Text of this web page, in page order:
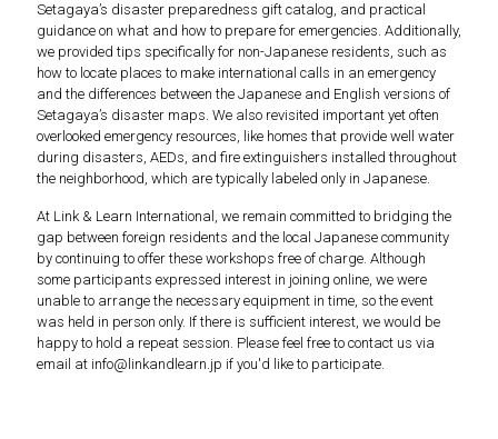
Setagaya’s disaster preparedness gift catalog, and practical
guidance on what and how to prepare for emergencies. Additionally,
we provided tips specifically for non-Japanese residents, such as
how to locate places to make international calls in an emergency
and the differences between the Japanese and English versions of
Setagaya’s disaster maps. We also revisited important yet often
overlooked emergency resources, like homes that provide well water
during disasters, AEDs, and fire extinguishers installed throughout
the neighborhood, which are typically labeled only in Japanese.
At Link & Learn International, we remain committed to bridging the
gap between foreign residents and the local Japanese community
by continuing to offer these workshops free of charge. Although
some participants expressed interest in joining online, we were
unable to arrange the necessary equipment in time, so the event
was held in person only. If there is sufficient interest, we would be
happy to hold a repeat session. Please feel free to contact us via
email at info@linkandlearn.jp if you'd like to participate.